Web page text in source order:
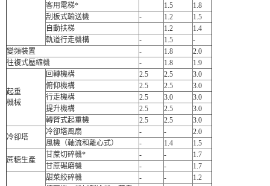
客用電梯*
1.5
1.8
刮板式輸送機
- 1.2
1.5
自動扶梯
1.2
1.4
軌道行走機構
- 1.5
-
變頻裝置
- 1.8
2.0
往複式壓縮機
- 1.8 1.9
起重
機械
回轉機構 2.5 2.5
3.0
俯仰機構
2.5 2.5
3.0
行走機構
2.5 3.0
3.0
提升機構
2.5 2.5
3.0
轉臂式起重機
2.5 2.5
3.0
冷卻塔
冷卻塔風扇 - -
2.0
風機（軸流和離心式）
- 1.4
1.5
蔗糖生產
甘蔗切碎機* - -
1.7
甘蔗碾磨機
- - 1.7
甜菜絞碎機 - -
1.2